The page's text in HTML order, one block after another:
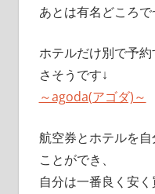
あとは有名どころで
ホテルだけ別で予
さそうです↓
～agoda(アゴダ)～
航空券とホテルを
ことができ、
自分は一番良く安